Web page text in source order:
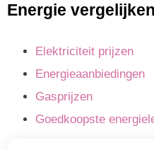
Energie
Elektriciteit prijzen
Energieaanbiedingen
Gasprijzen
Goedkoopste